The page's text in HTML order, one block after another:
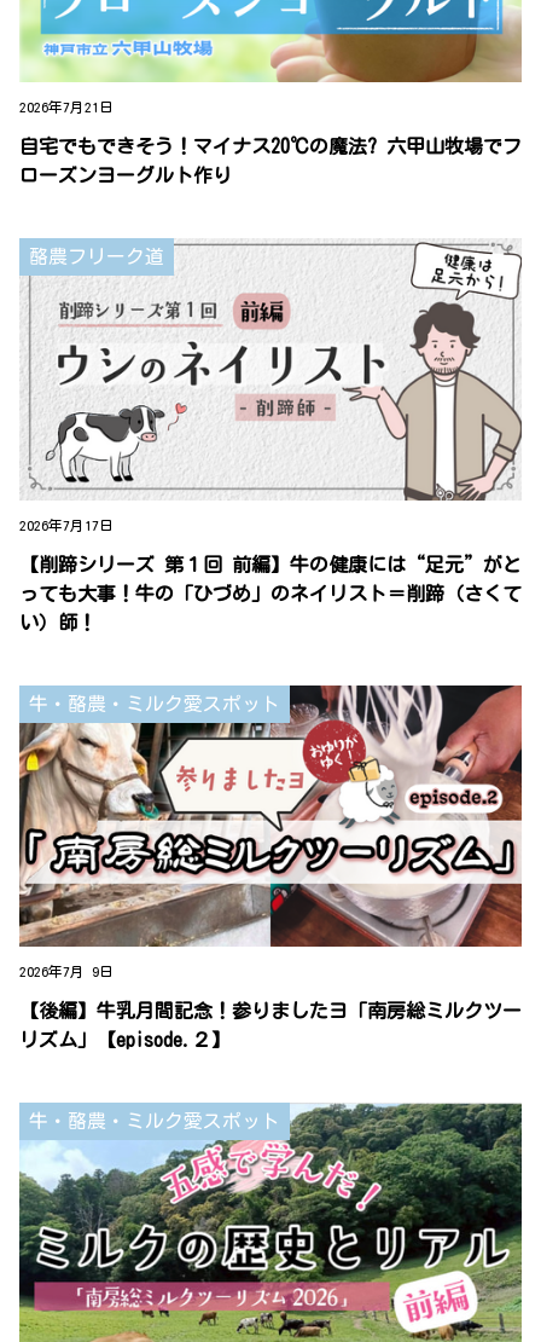
2026年7月21日
自宅でもできそう！マイナス20℃の魔法? 六甲山牧場でフ
ローズンヨーグルト作り
酪農フリーク道
2026年7月17日
【削蹄シリーズ 第１回 前編】牛の健康には“足元”がと
っても大事！牛の「ひづめ」のネイリスト＝削蹄（さくて
い）師！
牛・酪農・ミルク愛スポット
2026年7月 9日
【後編】牛乳月間記念！参りましたヨ「南房総ミルクツー
リズム」【episode.２】
牛・酪農・ミルク愛スポット